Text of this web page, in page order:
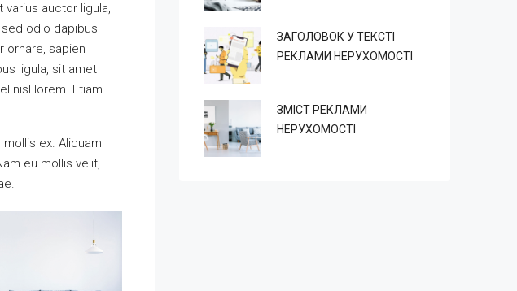
auctor ligula,
odio dapibus
ornare, sapien
ligula, sit amet
nisl lorem. Etiam
ex. Aliquam
eu mollis velit,
ЗАГОЛОВОК У ТЕКСТІ
РЕКЛАМИ НЕРУХОМОСТІ
ЗМІСТ РЕКЛАМИ
НЕРУХОМОСТІ